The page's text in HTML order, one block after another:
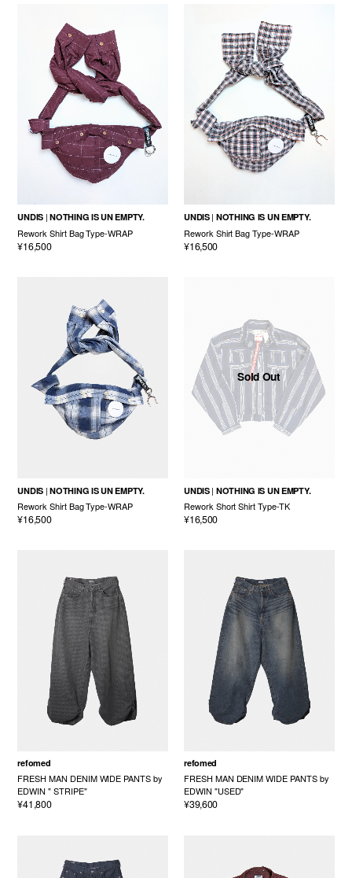
UNDIS NOTHING IS UN EMPTY.
Rework Shirt Bag Type-WRAP
¥16,500
UNDIS NOTHING IS UN EMPTY.
Rework Shirt Bag Type-WRAP
¥16,500
UNDIS NOTHING IS UN EMPTY.
Rework Shirt Bag Type-WRAP
¥16,500
Sold Out
UNDIS NOTHING IS UN EMPTY.
Rework Short Shirt Type-TK
¥16,500
refomed
FRESH MAN DENIM WIDE PANTS by
EDWIN " STRIPE"
¥41,800
refomed
FRESH MAN DENIM WIDE PANTS by
EDWIN "USED"
¥39,600